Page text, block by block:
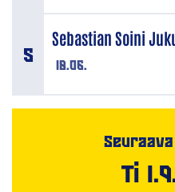
18.06.
Sebastian Soini
Ti